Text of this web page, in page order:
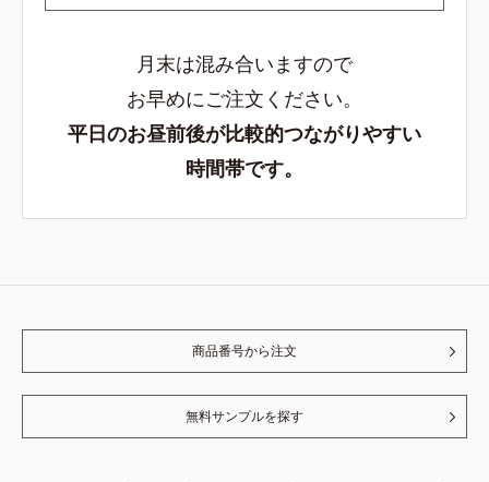
月末は混み合いますので
お早めにご注文ください。
平日のお昼前後が比較的つながりやすい
時間帯です。
商品番号から注文
無料サンプルを探す